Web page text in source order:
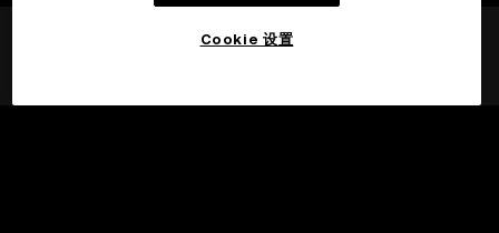
Cookie 设置